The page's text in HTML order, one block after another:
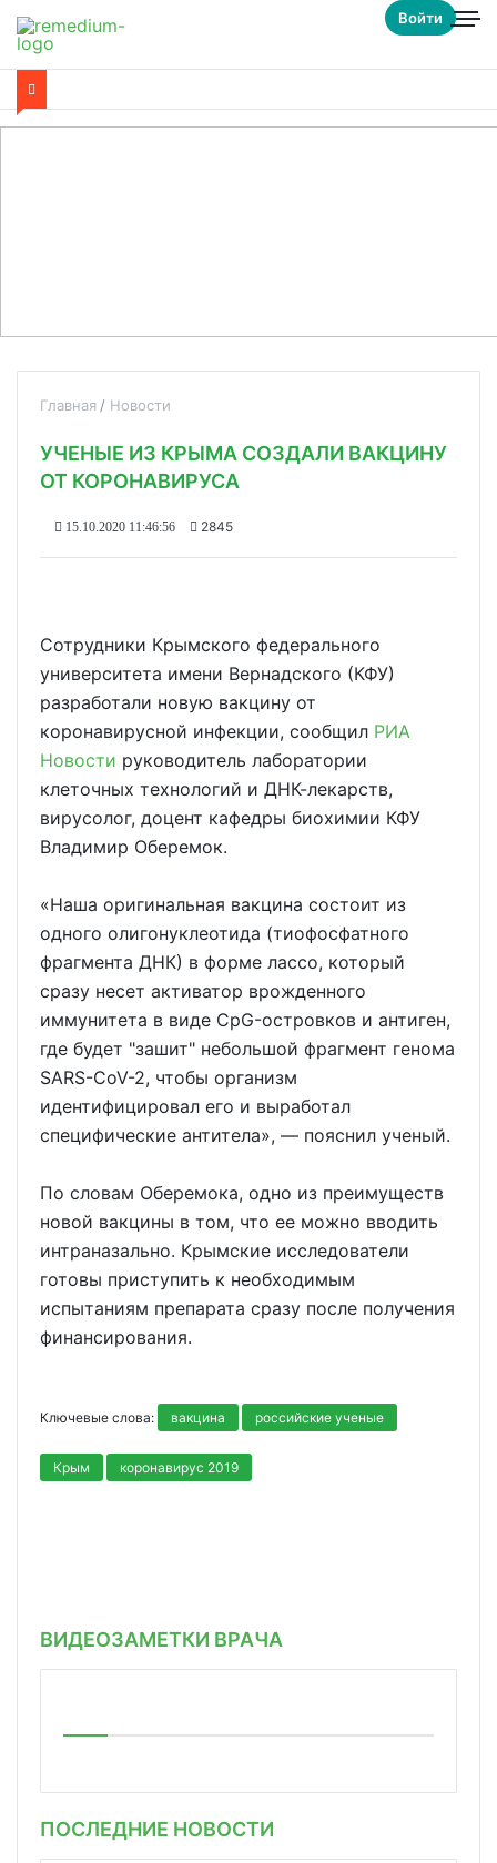
Войти
Главная Новости
УЧЕНЫЕ ИЗ КРЫМА СОЗДАЛИ ВАКЦИНУ
ОТ КОРОНАВИРУСА
15.10.2020 11:46:56 2845
Сотрудники Крымского федерального
университета имени Вернадского (КФУ)
разработали новую вакцину от
коронавирусной инфекции, сообщил РИА
Новости руководитель лаборатории
клеточных технологий и ДНК-лекарств,
вирусолог, доцент кафедры биохимии КФУ
Владимир Оберемок.
«Наша оригинальная вакцина состоит из
одного олигонуклеотида (тиофосфатного
фрагмента ДНК) в форме лассо, который
сразу несет активатор врожденного
иммунитета в виде CpG-островков и антиген,
где будет "зашит" небольшой фрагмент генома
SARS-CoV-2, чтобы организм
идентифицировал его и выработал
специфические антитела», — пояснил ученый.
По словам Оберемока, одно из преимуществ
новой вакцины в том, что ее можно вводить
интраназально. Крымские исследователи
готовы приступить к необходимым
испытаниям препарата сразу после получения
финансирования.
Ключевые слова: вакцина российские ученые
Крым коронавирус 2019
ВИДЕОЗАМЕТКИ ВРАЧА
ПОСЛЕДНИЕ НОВОСТИ